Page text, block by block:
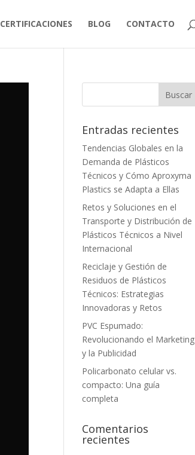
CERTIFICACIONES BLOG CONTACTO
Entradas recientes
Tendencias Globales en la
Demanda de Plásticos
Técnicos y Cómo Aproxyma
Plastics se Adapta a Ellas
Retos y Soluciones en el
Transporte y Distribución de
Plásticos Técnicos a Nivel
Internacional
Reciclaje y Gestión de
Residuos de Plásticos
Técnicos: Estrategias
Innovadoras y Retos
PVC Espumado:
Revolucionando el Marketing
y la Publicidad
Policarbonato celular vs.
compacto: Una guía
completa
Comentarios
recientes